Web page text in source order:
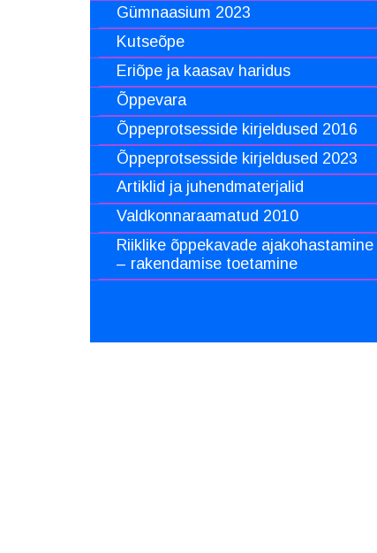
Gümnaasium 2023
Kutseõpe
Eriõpe ja kaasav haridus
Õppevara
Õppeprotsesside kirjeldused 2016
Õppeprotsesside kirjeldused 2023
Artiklid ja juhendmaterjalid
Valdkonnaraamatud 2010
Riiklike õppekavade ajakohastamine
– rakendamise toetamine